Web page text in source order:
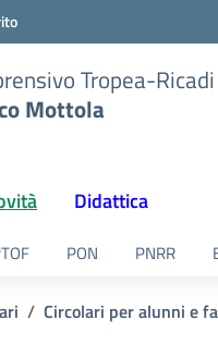
Tropea-Ricadi
Mottola
Didattica
PON PNRR
Circolari per alunni e